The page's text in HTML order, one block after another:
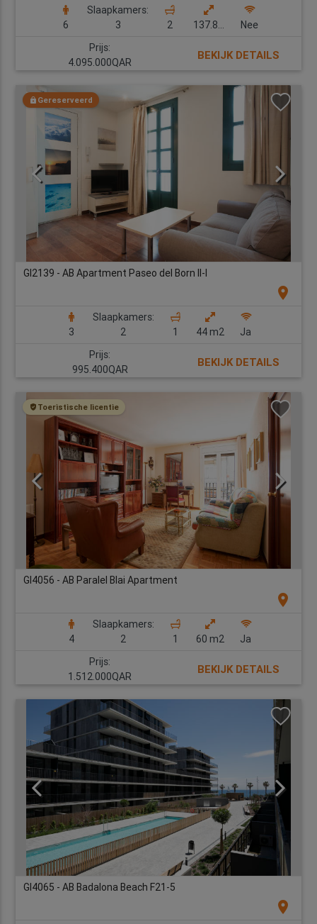
6
Slaapkamers:
3
2 137.80 m2 Nee
Prijs:
4.095.000QAR
BEKIJK DETAILS
Gereserveerd
GI2139 - AB Apartment Paseo del Born II-I
location_on
3
Slaapkamers:
2
1 44 m2
Ja
Prijs:
995.400QAR
BEKIJK DETAILS
Toeristische licentie
GI4056 - AB Paralel Blai Apartment
location_on
4
Slaapkamers:
2
1 60 m2
Ja
Prijs:
1.512.000QAR
BEKIJK DETAILS
GI4065 - AB Badalona Beach F21-5
location_on